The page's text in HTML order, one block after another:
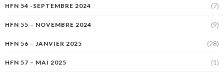
HFN 54 -SEPTEMBRE 2024 (7)
HFN 55 – NOVEMBRE 2024 (9)
HFN 56 – JANVIER 2025 (28)
HFN 57 – MAI 2025 (1)